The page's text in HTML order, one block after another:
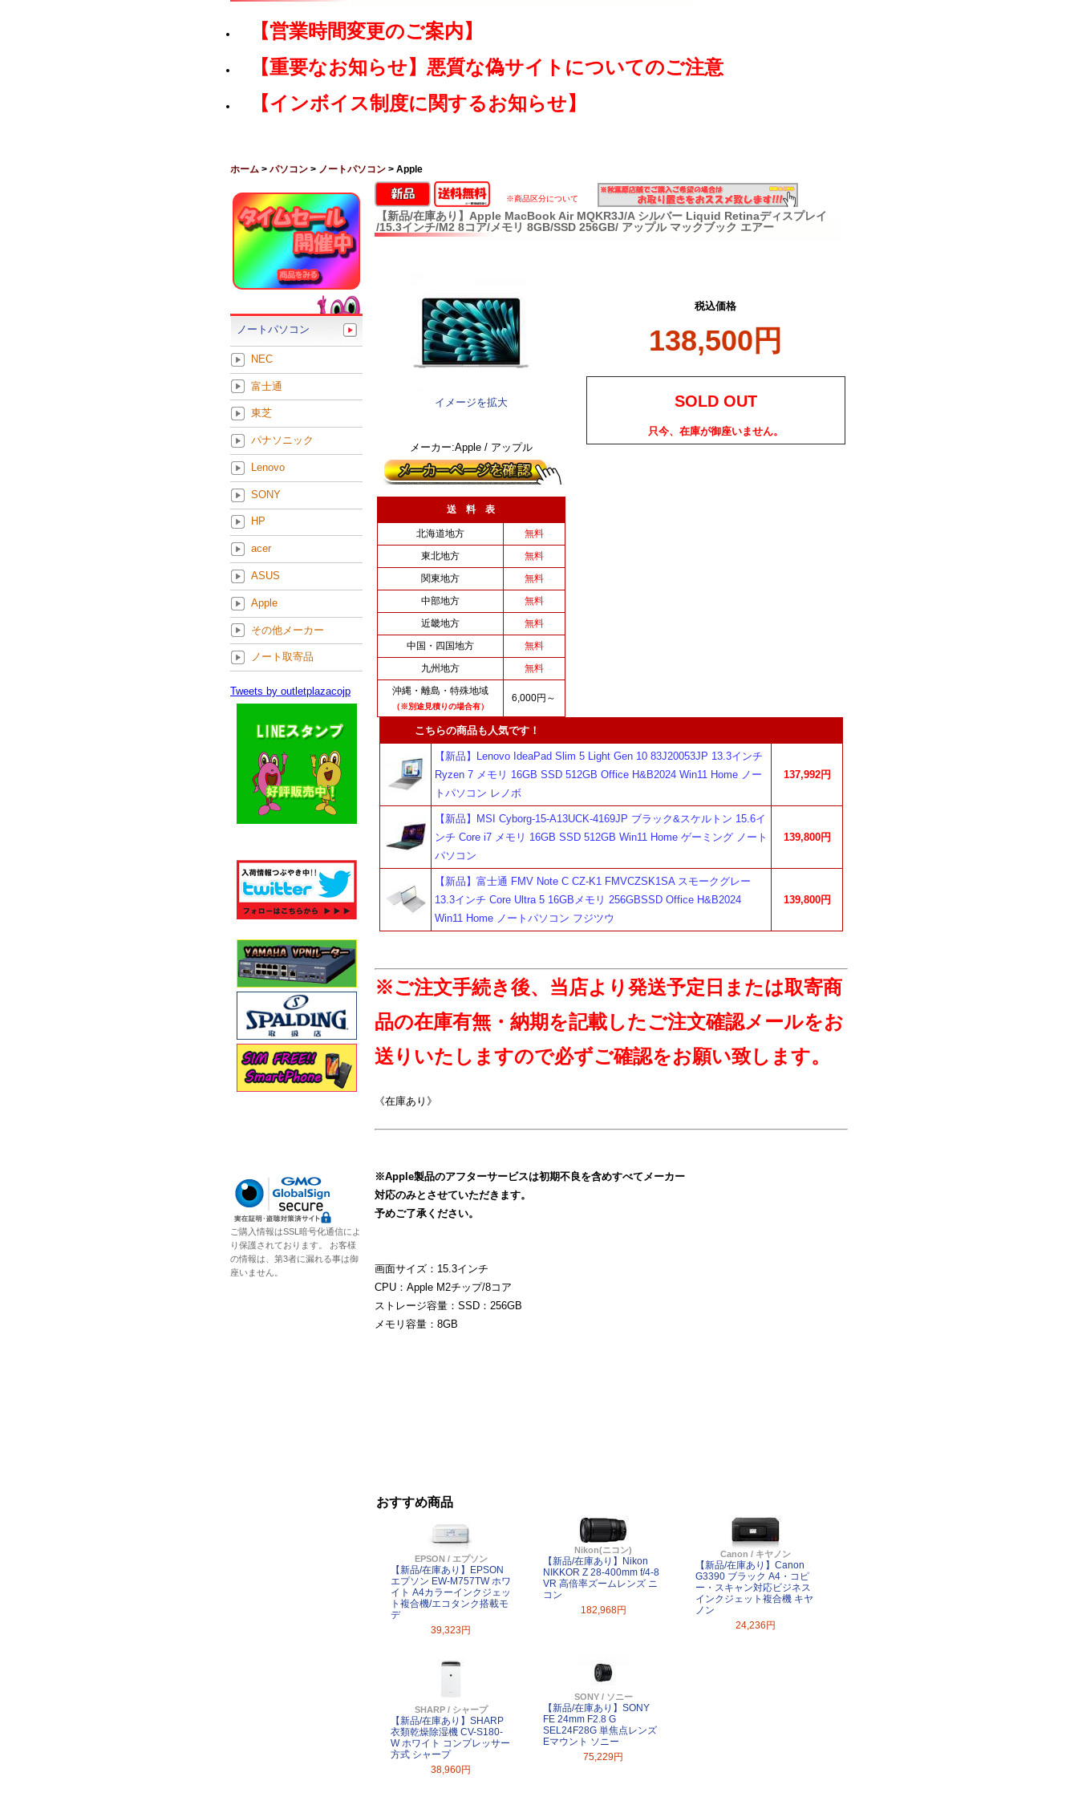
【営業時間変更のご案内】
【重要なお知らせ】悪質な偽サイトについてのご注意
【インボイス制度に関するお知らせ】
ホーム > パソコン > ノートパソコン > Apple
※商品区分について
【新品/在庫あり】Apple MacBook Air MQKR3J/A シルバー Liquid Retinaディスプレイ
/15.3インチ/M2 8コア/メモリ 8GB/SSD 256GB/ アップル マックブック エアー
イメージを拡大
メーカー:Apple / アップル
送 料 表
北海道地方
無料
東北地方
無料
関東地方
無料
中部地方
無料
近畿地方
無料
中国・四国地方
無料
九州地方
無料
沖縄・離島・特殊地域
（※別途見積りの場合有）
6,000円～
税込価格
138,500円
SOLD OUT
只今、在庫が御座いません。
こちらの商品も人気です！
【新品】Lenovo IdeaPad Slim 5 Light Gen 10 83J20053JP 13.3インチ
Ryzen 7 メモリ 16GB SSD 512GB Office H&B2024 Win11 Home ノー
トパソコン レノボ
137,992円
【新品】MSI Cyborg-15-A13UCK-4169JP ブラック&スケルトン 15.6イ
ンチ Core i7 メモリ 16GB SSD 512GB Win11 Home ゲーミング ノート
パソコン
139,800円
【新品】富士通 FMV Note C CZ-K1 FMVCZSK1SA スモークグレー
13.3インチ Core Ultra 5 16GBメモリ 256GBSSD Office H&B2024
Win11 Home ノートパソコン フジツウ
139,800円
※ご注文手続き後、当店より発送予定日または取寄商
品の在庫有無・納期を記載したご注文確認メールをお
送りいたしますので必ずご確認をお願い致します。
《在庫あり》
※Apple製品のアフターサービスは初期不良を含めすべてメーカー
対応のみとさせていただきます。
予めご了承ください。
画面サイズ：15.3インチ
CPU：Apple M2チップ/8コア
ストレージ容量：SSD：256GB
メモリ容量：8GB
おすすめ商品
EPSON / エプソン
【新品/在庫あり】EPSON
エプソン EW-M757TW ホワ
イト A4カラーインクジェッ
ト複合機/エコタンク搭載モ
デ
39,323円
Nikon(ニコン)
【新品/在庫あり】Nikon
NIKKOR Z 28-400mm f/4-8
VR 高倍率ズームレンズ ニ
コン
182,968円
Canon / キヤノン
【新品/在庫あり】Canon
G3390 ブラック A4・コピ
ー・スキャン対応ビジネス
インクジェット複合機 キヤ
ノン
24,236円
SHARP / シャープ
【新品/在庫あり】SHARP
衣類乾燥除湿機 CV-S180-
W ホワイト コンプレッサー
方式 シャープ
38,960円
SONY / ソニー
【新品/在庫あり】SONY
FE 24mm F2.8 G
SEL24F28G 単焦点レンズ
Eマウント ソニー
75,229円
ノートパソコン
NEC
富士通
東芝
パナソニック
Lenovo
SONY
HP
acer
ASUS
Apple
その他メーカー
ノート取寄品
Tweets by outletplazacojp
ご購入情報はSSL暗号化通信によ
り保護されております。 お客様
の情報は、第3者に漏れる事は御
座いません。